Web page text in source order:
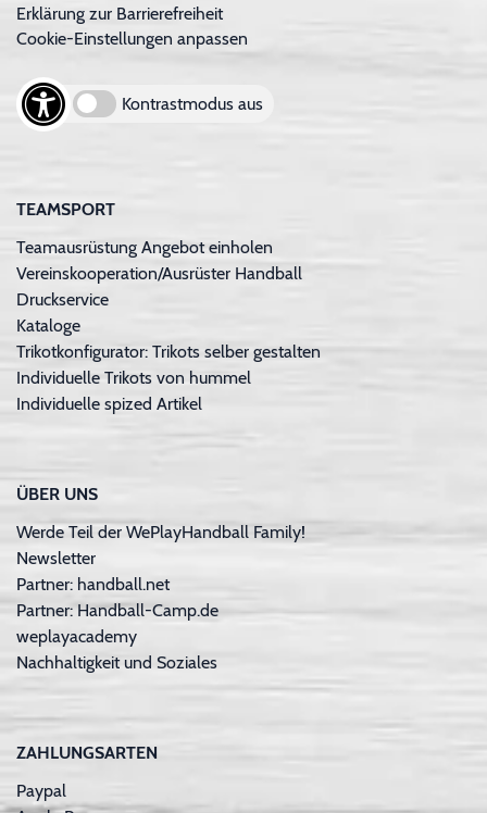
Erklärung zur Barrierefreiheit
Cookie-Einstellungen anpassen
Kontrastmodus aus
TEAMSPORT
Teamausrüstung Angebot einholen
Vereinskooperation/Ausrüster Handball
Druckservice
Kataloge
Trikotkonfigurator: Trikots selber gestalten
Individuelle Trikots von hummel
Individuelle spized Artikel
ÜBER UNS
Werde Teil der WePlayHandball Family!
Newsletter
Partner: handball.net
Partner: Handball-Camp.de
weplayacademy
Nachhaltigkeit und Soziales
ZAHLUNGSARTEN
Paypal